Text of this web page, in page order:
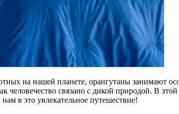
на нашей планете, орангутаны занимают
связано с дикой природой. В
в это увлекательное путешествие!